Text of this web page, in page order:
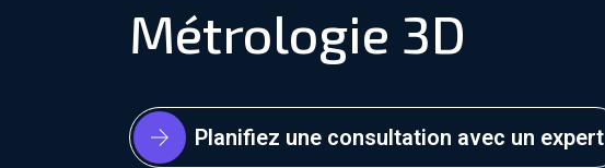
Métrologie 3D
Planifiez une consultation avec un expert